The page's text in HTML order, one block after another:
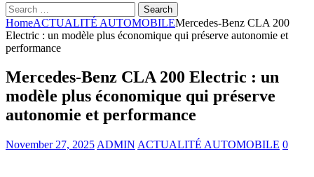
Search
for:
HomeACTUALITÉ AUTOMOBILEMercedes-Benz CLA 200
Electric : un modèle plus économique qui préserve autonomie et
performance
Mercedes-Benz CLA 200 Electric : un
modèle plus économique qui préserve
autonomie et performance
November 27, 2025 ADMIN ACTUALITÉ AUTOMOBILE 0